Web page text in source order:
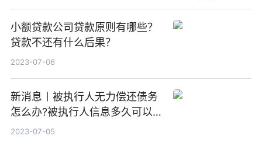
小额贷款公司贷款原则有哪些？
贷款不还有什么后果？
2023-07-06
新消息丨被执行人无力偿还债务
怎么办?被执行人信息多久可以
消除?
2023-07-05